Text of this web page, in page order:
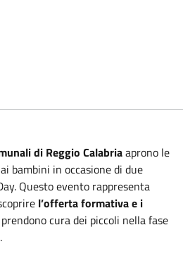
di Reggio Calabriaaprono le
bambini in occasione di due
Questo evento rappresenta
l’offerta formativa e i
cura dei piccoli nella fase